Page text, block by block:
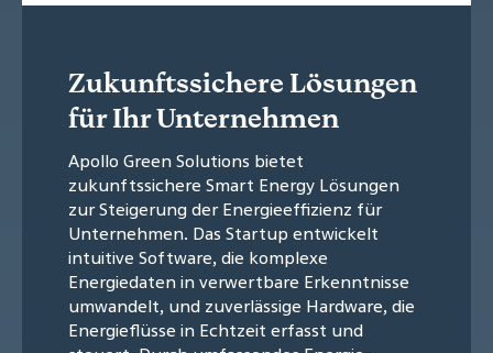
Zukunftssichere Lösungen
für Ihr Unternehmen
Apollo Green Solutions bietet
zukunftssichere Smart Energy Lösungen
zur Steigerung der Energieeffizienz für
Unternehmen. Das Startup entwickelt
intuitive Software, die komplexe
Energiedaten in verwertbare Erkenntnisse
umwandelt, und zuverlässige Hardware, die
Energieflüsse in Echtzeit erfasst und